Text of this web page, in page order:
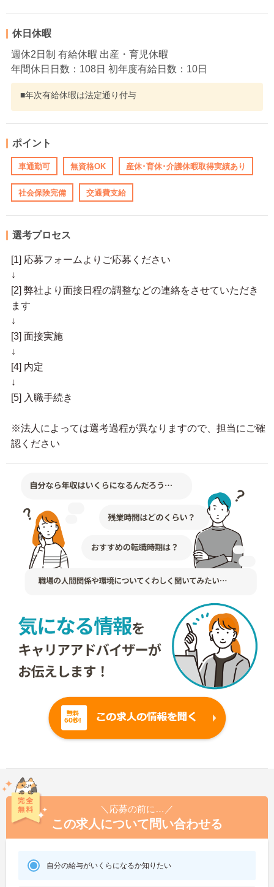
休日休暇
週休2日制 有給休暇 出産・育児休暇
年間休日日数：108日 初年度有給日数：10日
■年次有給休暇は法定通り付与
ポイント
車通勤可 無資格OK 産休･育休･介護休暇取得実績あり
社会保険完備 交通費支給
選考プロセス
[1] 応募フォームよりご応募ください
↓
[2] 弊社より面接日程の調整などの連絡をさせていただき
ます
↓
[3] 面接実施
↓
[4] 内定
↓
[5] 入職手続き
※法人によっては選考過程が異なりますので、担当にご確
認ください
＼応募の前に…／
この求人について問い合わせる
自分の給与がいくらになるか知りたい